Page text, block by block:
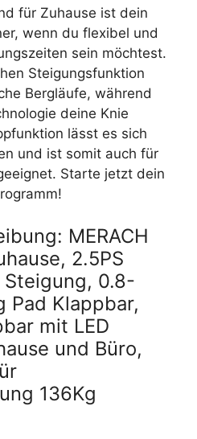
für Zuhause ist dein
wenn du flexibel und
sein möchtest.
Steigungsfunktion
Bergläufe, während
deine Knie
lässt es sich
und ist somit auch für
Starte jetzt dein
MERACH
2.5PS
0.8-
Pad Klappbar,
mit LED
und Büro,
136Kg